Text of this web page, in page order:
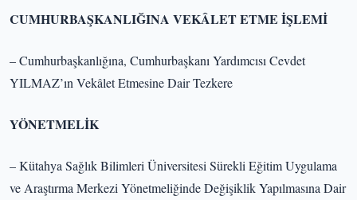
CUMHURBAŞKANLIĞINA VEKÂLET ETME İŞLEMİ
– Cumhurbaşkanlığına, Cumhurbaşkanı Yardımcısı Cevdet
YILMAZ’ın Vekâlet Etmesine Dair Tezkere
YÖNETMELİK
– Kütahya Sağlık Bilimleri Üniversitesi Sürekli Eğitim Uygulama
ve Araştırma Merkezi Yönetmeliğinde Değişiklik Yapılmasına Dair